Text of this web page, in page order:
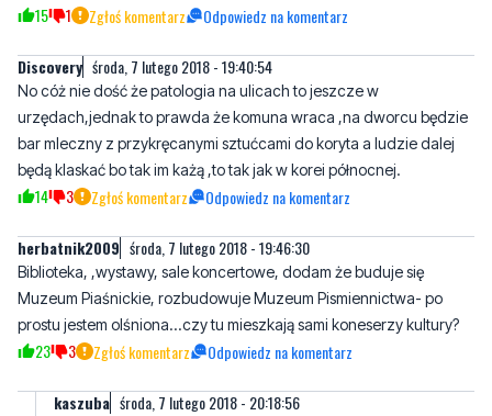
15 1 Zgłoś komentarz Odpowiedz na komentarz
Discovery środa, 7 lutego 2018 - 19:40:54
No cóż nie dość że patologia na ulicach to jeszcze w
urzędach,jednak to prawda że komuna wraca ,na dworcu będzie
bar mleczny z przykręcanymi sztućcami do koryta a ludzie dalej
będą klaskać bo tak im każą ,to tak jak w korei północnej.
14 3 Zgłoś komentarz Odpowiedz na komentarz
herbatnik2009 środa, 7 lutego 2018 - 19:46:30
Biblioteka, ,wystawy, sale koncertowe, dodam że buduje się
Muzeum Piaśnickie, rozbudowuje Muzeum Pismiennictwa- po
prostu jestem olśniona...czy tu mieszkają sami koneserzy kultury?
23 3 Zgłoś komentarz Odpowiedz na komentarz
kaszuba środa, 7 lutego 2018 - 20:18:56